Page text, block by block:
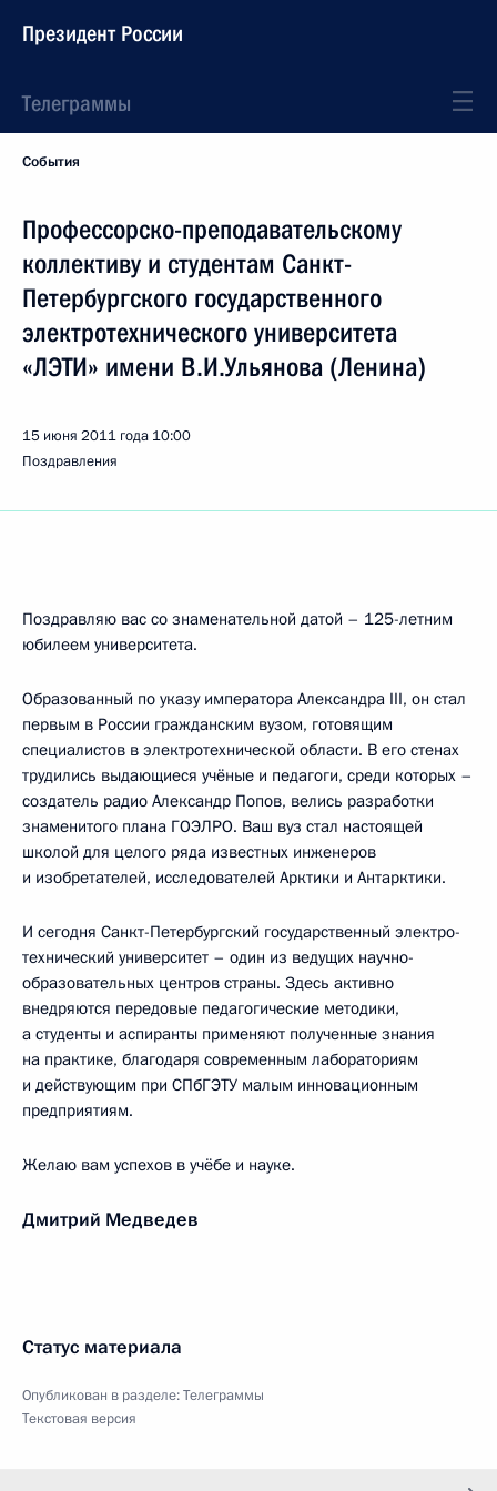
Президент России
Телеграммы
События
Профессорско-преподавательскому
коллективу и студентам Санкт-
Петербургского государственного
электротехнического университета
«ЛЭТИ» имени В.И.Ульянова (Ленина)
15 июня 2011 года 10:00
Поздравления
Поздравляю вас со знаменательной датой – 125-летним
юбилеем университета.
Образованный по указу императора Александра III, он стал
первым в России гражданским вузом, готовящим
специалистов в электротехнической области. В его стенах
трудились выдающиеся учёные и педагоги, среди которых –
создатель радио Александр Попов, велись разработки
знаменитого плана ГОЭЛРО. Ваш вуз стал настоящей
школой для целого ряда известных инженеров
и изобретателей, исследователей Арктики и Антарктики.
И сегодня Санкт-Петербургский государственный электро­
технический университет – один из ведущих научно-
образовательных центров страны. Здесь активно
внедряются передовые педагогические методики,
а студенты и аспиранты применяют полученные знания
на практике, благодаря современным лабораториям
и действующим при СПбГЭТУ малым инновационным
предприятиям.
Желаю вам успехов в учёбе и науке.
Дмитрий Медведев
Статус материала
Опубликован в разделе:Телеграммы
Текстовая версия